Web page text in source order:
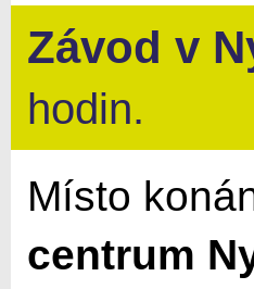
Závod v
hodin.
Místo
centrum